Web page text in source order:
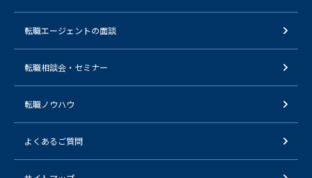
転職エージェントの面談
転職相談会・セミナー
転職ノウハウ
よくあるご質問